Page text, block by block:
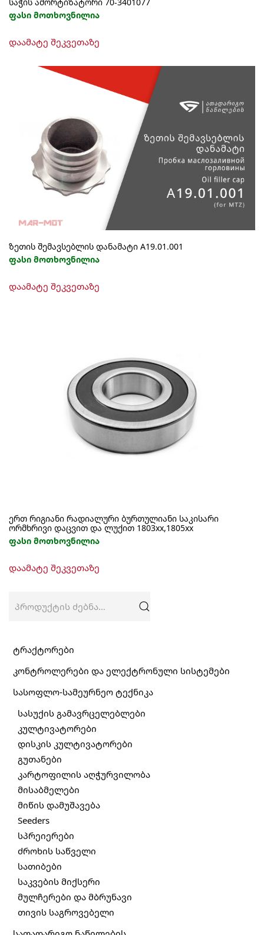
საჭის ამორტიზატორი 70-3401077
ფასი მოთხოვნილია
დაამატე შეკვეთაზე
ზეთის შემავსებლის დანამატი А19.01.001
ფასი მოთხოვნილია
დაამატე შეკვეთაზე
ერთ რიგიანი რადიალური ბურთულიანი საკისარი
ორმხრივი დაცვით და ლუქით 1803xx,1805xx
ფასი მოთხოვნილია
დაამატე შეკვეთაზე
variants.
chosen
the
product
ტრაქტორები
კონტროლერები და ელექტრონული სისტემები
სასოფლო-სამეურნეო ტექნიკა
სასუქის გამავრცელებლები
კულტივატორები
დისკის კულტივატორები
გუთანები
კარტოფილის აღჭურვილობა
მისაბმელები
მიწის დამუშავება
Seeders
სპრეიერები
ძროხის საწველი
სათიბები
საკვების მიქსერი
მულჩერები და მბრუნავი
თივის საგროვებელი